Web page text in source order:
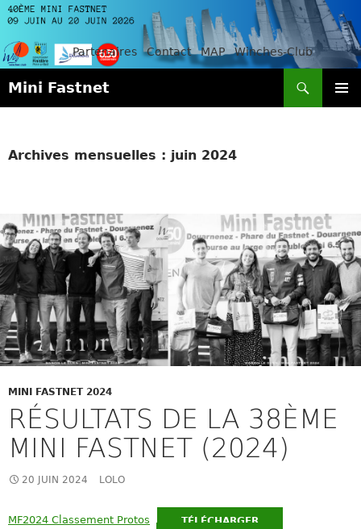
Partenaires Contact MAP Winches-Club
Mini Fastnet
Archives mensuelles : juin 2024
MINI FASTNET 2024
RÉSULTATS DE LA 38ÈME
MINI FASTNET (2024)
20 JUIN 2024 LOLO
MF2024 Classement Protos TÉLÉCHARGER